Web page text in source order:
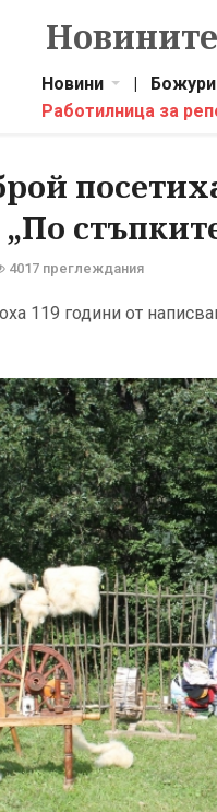
Новини |
Работилница за
4017 преглеждания
119 години от